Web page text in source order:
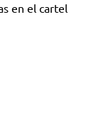
en el cartel